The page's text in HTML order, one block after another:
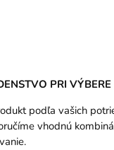
PRI VÝBERE
podľa vašich
vhodnú